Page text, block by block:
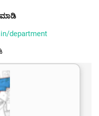
ಮಾಡಿ
department